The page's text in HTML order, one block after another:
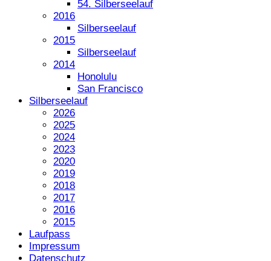
54. Silberseelauf
2016
Silberseelauf
2015
Silberseelauf
2014
Honolulu
San Francisco
Silberseelauf
2026
2025
2024
2023
2020
2019
2018
2017
2016
2015
Laufpass
Impressum
Datenschutz